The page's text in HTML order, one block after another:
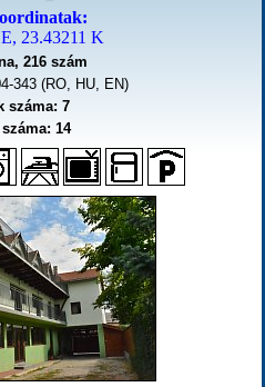
23.43211 K
216 szám
343 (RO, HU, EN)
száma: 7
14